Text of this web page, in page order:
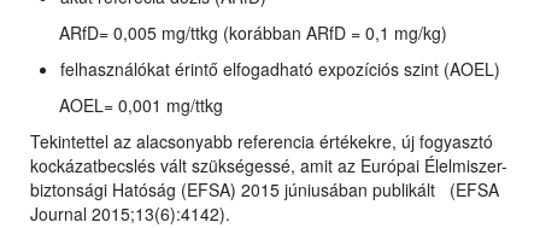
ARfD= 0,005 mg/ttkg (korábban ARfD = 0,1 mg/kg)
felhasználókat érintő elfogadható expozíciós szint (AOEL)
AOEL= 0,001 mg/ttkg
Tekintettel az alacsonyabb referencia értékekre, új fogyasztó
kockázatbecslés vált szükségessé, amit az Európai Élelmiszer-
biztonsági Hatóság (EFSA) 2015 júniusában publikált (EFSA
Journal 2015;13(6):4142).